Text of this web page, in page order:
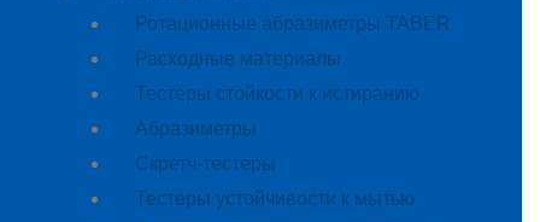
Ротационные абразиметры TABER
Расходные материалы
Тестеры стойкости к истиранию
Абразиметры
Скретч-тестеры
Тестеры устойчивости к мытью